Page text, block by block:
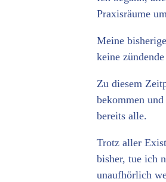
Praxisräume
Meine
keine
Zu diesem
bekommen
bereits alle.
Trotz aller
bisher, tue ich
unaufhörlich